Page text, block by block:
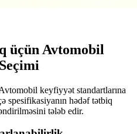
üçün Avtomobil
keyfiyyət standartlarına
spesifikasiyanın hədəf tətbiq
tələb edir.